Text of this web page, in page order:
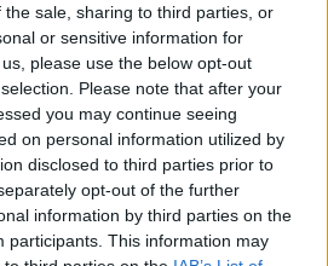
sale, sharing to third parties, or
or sensitive information for
please use the below opt-out
Please note that after your
you may continue seeing
on personal information utilized by
disclosed to third parties prior to
opt-out of the further
information by third parties on the
participants. This information may
offensivo su Giulia
dei Ris di Parma
l’auto sarà affidata ai Ris,
specializzata nelle